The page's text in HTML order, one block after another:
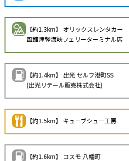
【約1.3km】 オリックスレンタカー
函館津軽海峡フェリーターミナル店
【約1.4km】 出光 セルフ港町SS
(出光リテール販売株式会社)
【約1.5km】 キューブシュー工房
【約1.6km】 コスモ 八幡町